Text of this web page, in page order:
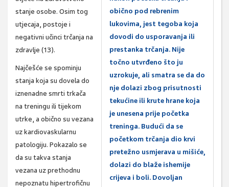
obično pod rebrenim
lukovima, jest tegoba koja
dovodi do usporavanja ili
prestanka trčanja. Nije
točno utvrđeno što ju
uzrokuje, ali smatra se da do
nje dolazi zbog prisutnosti
tekućine ili krute hrane koja
je unesena prije početka
treninga. Budući da se
početkom trčanja dio krvi
pretežno usmjerava u mišiće,
dolazi do blaže ishemije
crijeva i boli. Dovoljan
stanje osobe. Osim tog
utjecaja, postoje i
negativni učinci trčanja na
zdravlje (13).
Najčešće se spominju
stanja koja su dovela do
iznenadne smrti trkača
na treningu ili tijekom
utrke, a obično su vezana
uz kardiovaskularnu
patologiju. Pokazalo se
da su takva stanja
vezana uz prethodnu
nepoznatu hipertrofičnu